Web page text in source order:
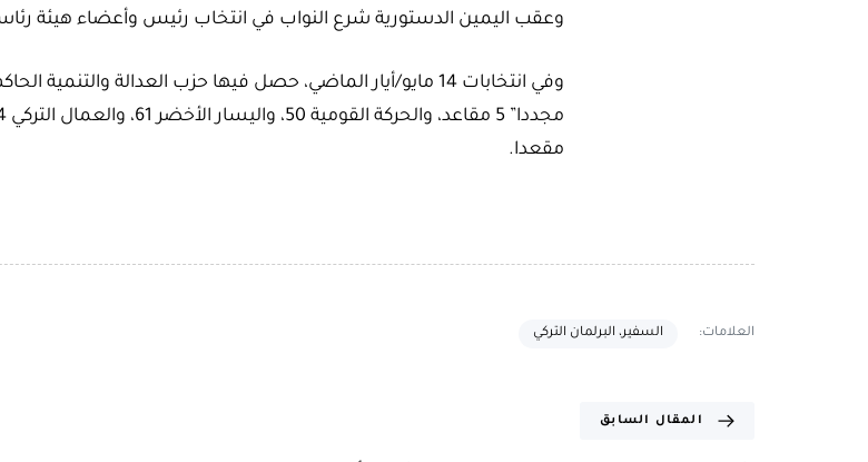
وعقب اليمين الدستورية شرع النواب في انتخاب رئيس وأعضاء هيئة
مقعدا.
العلامات: السفير، البرلمان التركي
المقال السابق